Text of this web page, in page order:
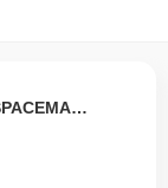
SPACEMAN LOL